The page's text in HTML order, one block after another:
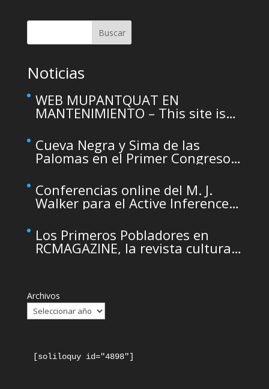
pattern Buscar
Noticias
WEB MUPANTQUAT EN
MANTENIMIENTO – This site is
maintenance
Cueva Negra y Sima de las
Palomas en el Primer Congreso
Murcia organizado por el CDL
Conferencias online del M. J.
Walker para el Active Inference
Los Primeros Pobladores en
RCMAGAZINE, la revista cultural
Archivos
[soliloquy id="4898"]